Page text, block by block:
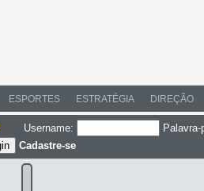
ESPORTES ESTRATÉGIA DIREÇÃO
Username: Palavra-
Cadastre-se